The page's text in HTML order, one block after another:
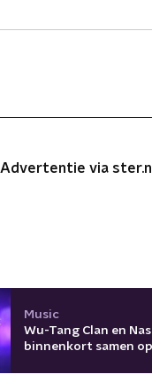
Advertentie via ster.nl
Music
Wu-Tang Clan en
binnenkort samen